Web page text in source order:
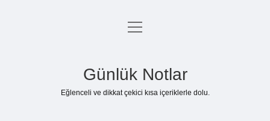
Anasayfa
menüyü
Günlük Notlar
Eğlenceli ve dikkat çekici kısa içeriklerle dolu.